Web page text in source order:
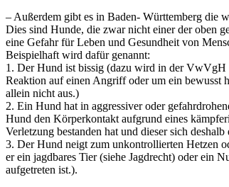
– Außerdem gibt es in Baden- Württemberg die
Dies sind Hunde, die zwar nicht einer der oben
eine Gefahr für Leben und Gesundheit von
Beispielhaft wird dafür genannt:
1. Der Hund ist bissig (dazu wird in der VwVgH
Reaktion auf einen Angriff oder um ein bewusst
allein nicht aus.)
2. Ein Hund hat in aggressiver oder
Hund den Körperkontakt aufgrund eines
Verletzung bestanden hat und dieser sich
3. Der Hund neigt zum unkontrollierten Hetzen
er ein jagdbares Tier (siehe Jagdrecht) oder ein
aufgetreten ist.).